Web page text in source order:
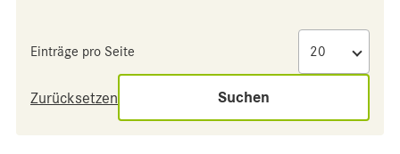
Einträge pro Seite
Zurücksetzen Suchen